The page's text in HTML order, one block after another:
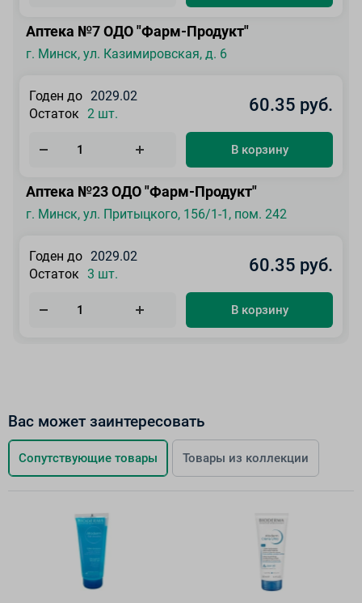
Аптека №7 ОДО "Фарм-Продукт"
г. Минск, ул. Казимировская, д. 6
Годен до 2029.02
Остаток
2 шт. 60.35 руб.
В корзину
Аптека №23 ОДО "Фарм-Продукт"
г. Минск, ул. Притыцкого, 156/1-1, пом. 242
Годен до 2029.02
Остаток 3 шт. 60.35 руб.
В корзину
Вас может заинтересовать
Сопутствующие товары Товары из коллекции